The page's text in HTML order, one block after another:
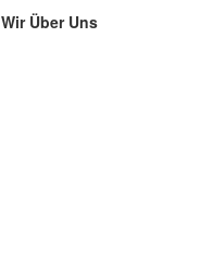
Wir Über Uns